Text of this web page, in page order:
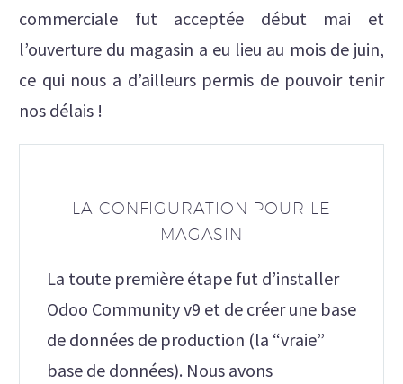
commerciale fut acceptée début mai et
l’ouverture du magasin a eu lieu au mois de juin,
ce qui nous a d’ailleurs permis de pouvoir tenir
nos délais !
LA CONFIGURATION POUR LE
MAGASIN
La toute première étape fut d’installer
Odoo Community v9 et de créer une base
de données de production (la “vraie”
base de données). Nous avons